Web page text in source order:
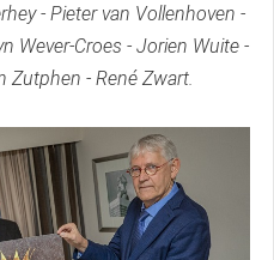
- Pieter van Vollenhoven -
Wever-Croes - Jorien Wuite -
Zutphen - René Zwart.